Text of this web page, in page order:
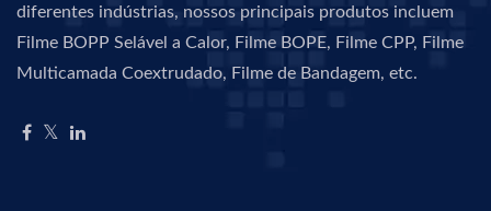
diferentes indústrias, nossos principais produtos incluem
Filme BOPP Selável a Calor, Filme BOPE, Filme CPP, Filme
Multicamada Coextrudado, Filme de Bandagem, etc.